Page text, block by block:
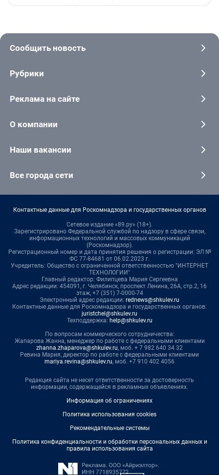
Сообщить новость
Рубрики
Реклама на сайте
О компании
Наши вакансии
Все города сети
Контактные данные для Роскомнадзора и государственных органов
Сетевое издание «89.ру» (18+).
Зарегистрировано Федеральной службой по надзору в сфере связи,
информационных технологий и массовых коммуникаций
(Роскомнадзор).
Регистрационный номер и дата принятия решения о регистрации: ЭЛ №
ФС 77-84681 от 06.02.2023 г.
Учредитель: Общество с ограниченной ответственностью "ИНТЕРНЕТ
ТЕХНОЛОГИИ"
Главный редактор: Филипцева Мария Сергеевна
Адрес редакции: 454091, г. Челябинск, проспект Ленина, 26А, стр.2, 16
этаж, +7 (351) 7-0000-74
Электронный адрес редакции: rednews@shkulev.ru
Контактные данные для Роскомнадзора и государственных органов:
juristchel@shkulev.ru
Техподдержка: help@shkulev.ru
По вопросам коммерческого сотрудничества:
Жапарова Жанна, менеджер по работе с федеральными клиентами
zhanna.zhaparova@shkulev.ru, моб. + 7 982 640 34 32
Ревина Мария, директор по работе с федеральными клиентами
mariya.revina@shkulev.ru, моб. +7 910 402 4056
Редакция сайта не несет ответственности за достоверность
информации, содержащейся в рекламных объявлениях.
Информация об ограничениях
Политика использования cookies
Рекомендательные системы
Политика конфиденциальности и обработки персональных данных и
правила использования сайта